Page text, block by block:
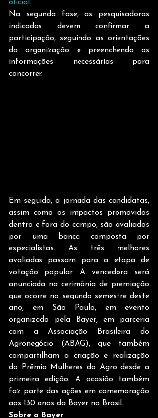
oficial .
Na segunda fase, as pesquisadoras
indicadas devem confirmar a
participação, seguindo as orientações
da organização e preenchendo as
informações necessárias para
concorrer.
Em seguida, a jornada das candidatas,
assim como os impactos promovidos
dentro e fora do campo, são avaliados
por uma banca composta por
especialistas. As três melhores
avaliadas passam para a etapa de
votação popular. A vencedora será
anunciada na cerimônia de premiação
que ocorre no segundo semestre deste
ano, em São Paulo, em evento
organizado pela Bayer, em parceria
com a Associação Brasileira do
Agronegócio (ABAG), que também
compartilham a criação e realização
do Prêmio Mulheres do Agro desde a
primeira edição. A ocasião também
faz parte das ações em comemoração
aos 130 anos da Bayer no Brasil.
Sobre a Bayer